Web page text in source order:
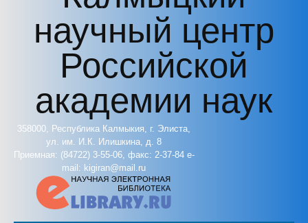
научный центр
Российской
академии наук
358000, Республика Калмыкия, г. Элиста,
ул. им. И.К. Илишкина, д. 8
Приемная: (84722) 3-55-06, факс: 2-37-84 e-
mail: kigiran@mail.ru